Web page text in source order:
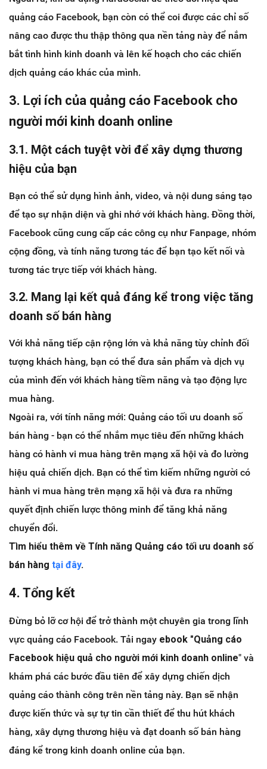
quảng cáo Facebook, bạn còn có thể coi được các chỉ số
nâng cao được thu thập thông qua nền tảng này để nắm
bắt tình hình kinh doanh và lên kế hoạch cho các chiến
dịch quảng cáo khác của mình.
3. Lợi ích của quảng cáo Facebook cho
người mới kinh doanh online
3.1. Một cách tuyệt vời để xây dựng thương
hiệu của bạn
Bạn có thể sử dụng hình ảnh, video, và nội dung sáng tạo
để tạo sự nhận diện và ghi nhớ với khách hàng. Đồng thời,
Facebook cũng cung cấp các công cụ như Fanpage, nhóm
cộng đồng, và tính năng tương tác để bạn tạo kết nối và
tương tác trực tiếp với khách hàng.
3.2. Mang lại kết quả đáng kể trong việc tăng
doanh số bán hàng
Với khả năng tiếp cận rộng lớn và khả năng tùy chỉnh đối
tượng khách hàng, bạn có thể đưa sản phẩm và dịch vụ
của mình đến với khách hàng tiềm năng và tạo động lực
mua hàng.
Ngoài ra, với tính năng mới: Quảng cáo tối ưu doanh số
bán hàng - bạn có thể nhắm mục tiêu đến những khách
hàng có hành vi mua hàng trên mạng xã hội và đo lường
hiệu quả chiến dịch. Bạn có thể tìm kiếm những người có
hành vi mua hàng trên mạng xã hội và đưa ra những
quyết định chiến lược thông minh để tăng khả năng
chuyển đổi.
Tìm hiểu thêm về Tính năng Quảng cáo tối ưu doanh số
bán hàng tại đây.
4. Tổng kết
Đừng bỏ lỡ cơ hội để trở thành một chuyên gia trong lĩnh
vực quảng cáo Facebook. Tải ngay ebook "Quảng cáo
Facebook hiệu quả cho người mới kinh doanh online" và
khám phá các bước đầu tiên để xây dựng chiến dịch
quảng cáo thành công trên nền tảng này. Bạn sẽ nhận
được kiến thức và sự tự tin cần thiết để thu hút khách
hàng, xây dựng thương hiệu và đạt doanh số bán hàng
đáng kể trong kinh doanh online của bạn.